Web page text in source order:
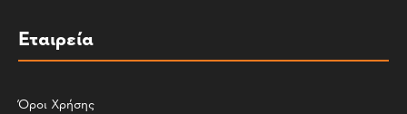
Εταιρεία
Όροι Χρήσης